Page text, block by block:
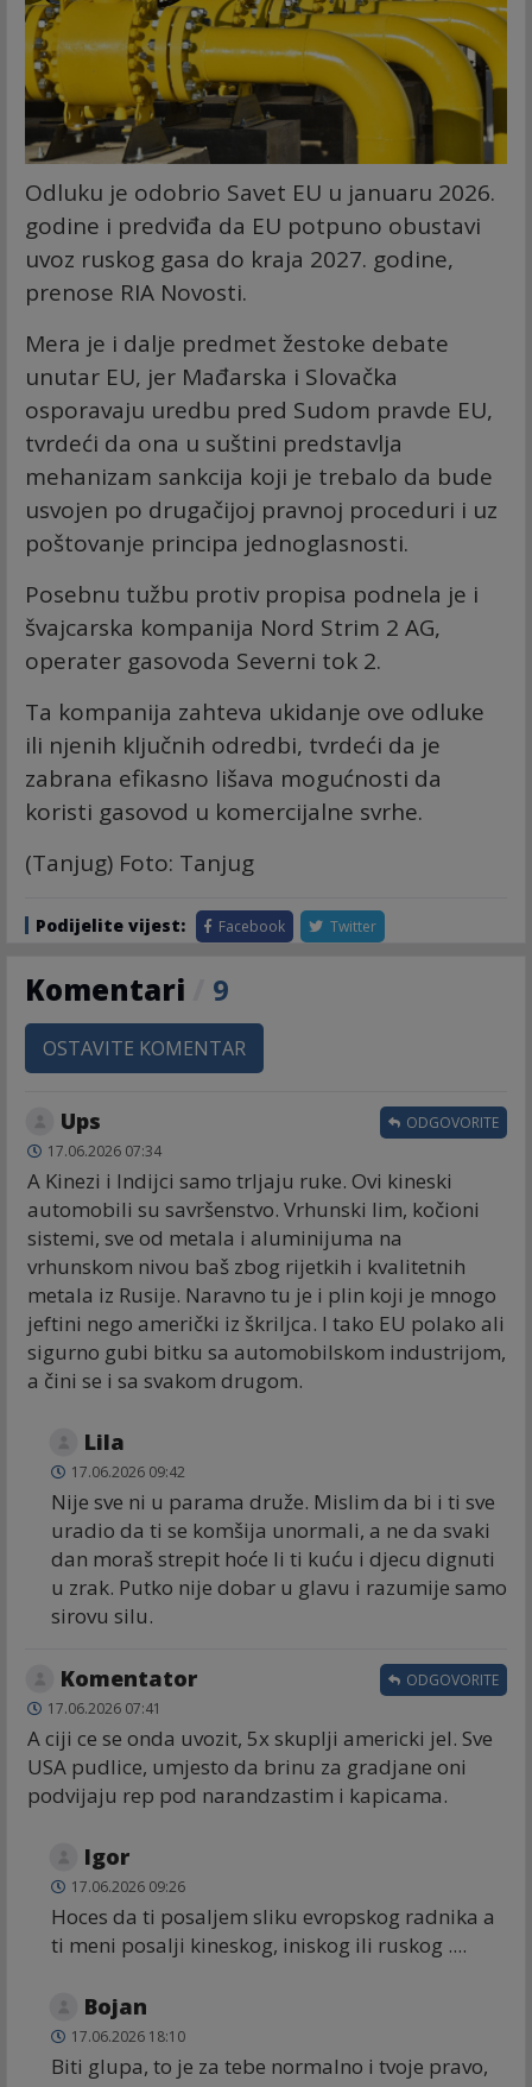
Odluku je odobrio Savet EU u januaru 2026.
godine i predviđa da EU potpuno obustavi
uvoz ruskog gasa do kraja 2027. godine,
prenose RIA Novosti.
Mera je i dalje predmet žestoke debate
unutar EU, jer Mađarska i Slovačka
osporavaju uredbu pred Sudom pravde EU,
tvrdeći da ona u suštini predstavlja
mehanizam sankcija koji je trebalo da bude
usvojen po drugačijoj pravnoj proceduri i uz
poštovanje principa jednoglasnosti.
Posebnu tužbu protiv propisa podnela je i
švajcarska kompanija Nord Strim 2 AG,
operater gasovoda Severni tok 2.
Ta kompanija zahteva ukidanje ove odluke
ili njenih ključnih odredbi, tvrdeći da je
zabrana efikasno lišava mogućnosti da
koristi gasovod u komercijalne svrhe.
(Tanjug) Foto: Tanjug
Podijelite vijest: Facebook Twitter
Komentari 9
OSTAVITE KOMENTAR
Ups
17.06.2026 07:34
A Kinezi i Indijci samo trljaju ruke. Ovi kineski
automobili su savršenstvo. Vrhunski lim, kočioni
sistemi, sve od metala i aluminijuma na
vrhunskom nivou baš zbog rijetkih i kvalitetnih
metala iz Rusije. Naravno tu je i plin koji je mnogo
jeftini nego američki iz škriljca. I tako EU polako ali
sigurno gubi bitku sa automobilskom industrijom,
a čini se i sa svakom drugom.
ODGOVORITE
Lila
17.06.2026 09:42
Nije sve ni u parama druže. Mislim da bi i ti sve
uradio da ti se komšija unormali, a ne da svaki
dan moraš strepit hoće li ti kuću i djecu dignuti
u zrak. Putko nije dobar u glavu i razumije samo
sirovu silu.
Komentator
17.06.2026 07:41
A ciji ce se onda uvozit, 5x skuplji americki jel. Sve
USA pudlice, umjesto da brinu za gradjane oni
podvijaju rep pod narandzastim i kapicama.
ODGOVORITE
Igor
17.06.2026 09:26
Hoces da ti posaljem sliku evropskog radnika a
ti meni posalji kineskog, iniskog ili ruskog ....
Bojan
17.06.2026 18:10
Biti glupa, to je za tebe normalno i tvoje pravo,